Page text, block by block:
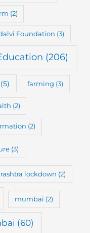
(2)
Foundation (3)
(206)
(5) farming (3)
(2)
(2)
(3)
lockdown (2)
mumbai (2)
(60)